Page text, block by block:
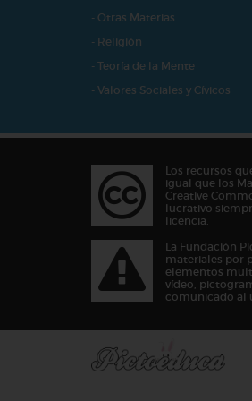
- Otras Materias
- Religión
- Teoría de la Mente
- Valores Sociales y Cívicos
Los recursos
igual que los
Creative
lucrativo
licencia.
La Fundación
materiales por
elementos
vídeo,
comunicado al